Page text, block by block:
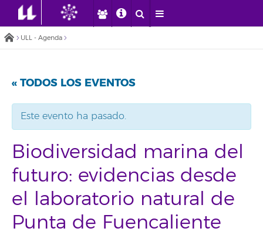
ULL - Agenda
« TODOS LOS EVENTOS
Este evento ha pasado.
Biodiversidad marina del
futuro: evidencias desde
el laboratorio natural de
Punta de Fuencaliente